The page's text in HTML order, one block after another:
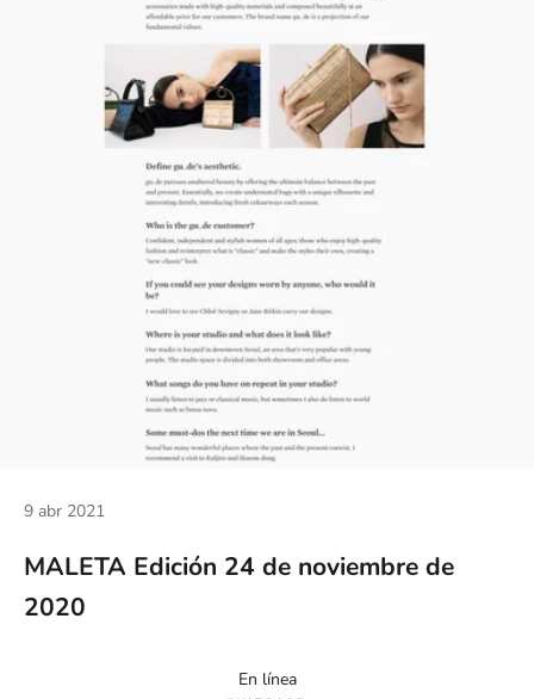
9 abr 2021
MALETA Edición 24 de noviembre de
2020
En línea